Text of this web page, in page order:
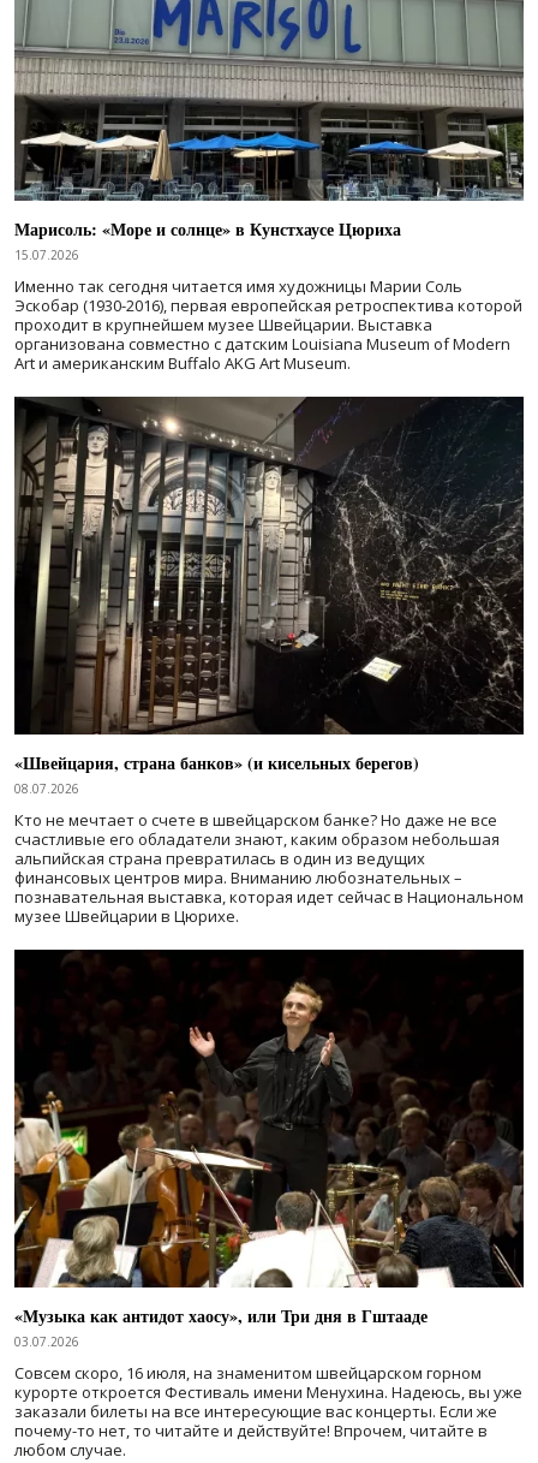
Марисоль: «Море и солнце» в Кунстхаусе Цюриха
15.07.2026
Именно так сегодня читается имя художницы Марии Соль
Эскобар (1930-2016), первая европейская ретроспектива которой
проходит в крупнейшем музее Швейцарии. Выставка
организована совместно с датским Louisiana Museum of Modern
Art и американским Buffalo AKG Art Museum.
«Швейцария, страна банков» (и кисельных берегов)
08.07.2026
Кто не мечтает о счете в швейцарском банке? Но даже не все
счастливые его обладатели знают, каким образом небольшая
альпийская страна превратилась в один из ведущих
финансовых центров мира. Вниманию любознательных –
познавательная выставка, которая идет сейчас в Национальном
музее Швейцарии в Цюрихе.
«Музыка как антидот хаосу», или Три дня в Гштааде
03.07.2026
Совсем скоро, 16 июля, на знаменитом швейцарском горном
курорте откроется Фестиваль имени Менухина. Надеюсь, вы уже
заказали билеты на все интересующие вас концерты. Если же
почему-то нет, то читайте и действуйте! Впрочем, читайте в
любом случае.